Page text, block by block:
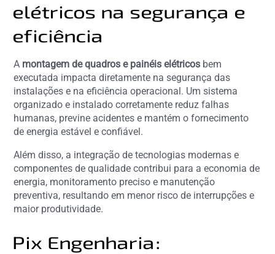
elétricos na segurança e
eficiência
A montagem de quadros e painéis elétricos bem
executada impacta diretamente na segurança das
instalações e na eficiência operacional. Um sistema
organizado e instalado corretamente reduz falhas
humanas, previne acidentes e mantém o fornecimento
de energia estável e confiável.
Além disso, a integração de tecnologias modernas e
componentes de qualidade contribui para a economia de
energia, monitoramento preciso e manutenção
preventiva, resultando em menor risco de interrupções e
maior produtividade.
Pix Engenharia: